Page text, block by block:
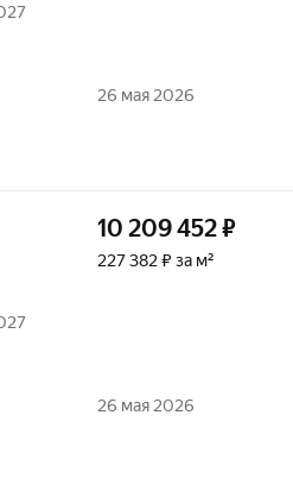
26 мая 2026
10 209 452₽
227 382 ₽ за м²
26 мая 2026